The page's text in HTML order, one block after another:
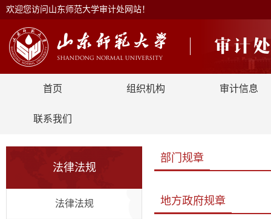
欢迎您访问山东师范大学审计处网站！
首页 组织机构 审计信息
联系我们
法律法规
法律法规
部门规章
地方政府规章